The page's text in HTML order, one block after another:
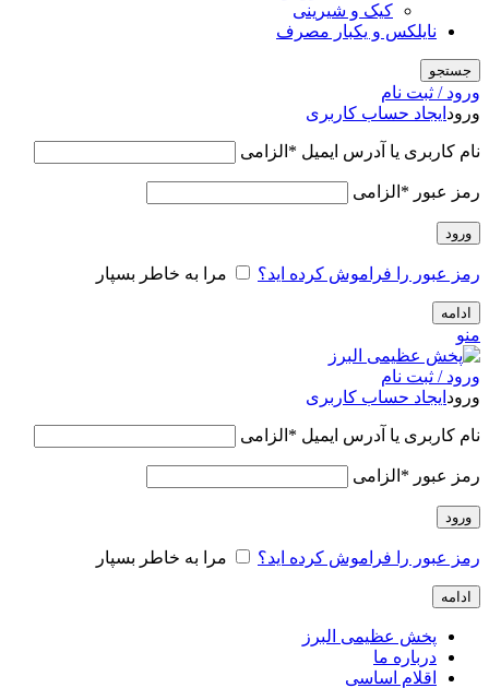
کیک و شیرینی
نایلکس و یکبار مصرف
جستجو
ورود / ثبت نام
ورود ایجاد حساب کاربری
نام کاربری یا آدرس ایمیل * الزامی
رمز عبور * الزامی
ورود
رمز عبور را فراموش کرده اید؟ مرا به خاطر بسپار
ادامه
منو
ورود / ثبت نام
ورود ایجاد حساب کاربری
نام کاربری یا آدرس ایمیل * الزامی
رمز عبور * الزامی
ورود
رمز عبور را فراموش کرده اید؟ مرا به خاطر بسپار
ادامه
پخش عظیمی البرز
درباره ما
اقلام اساسی